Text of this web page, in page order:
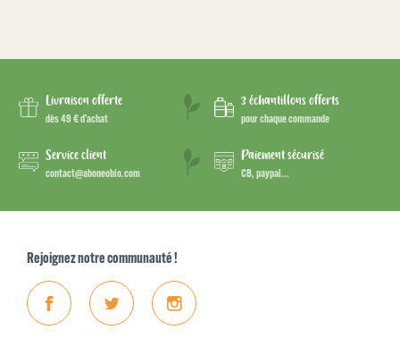
Livraison offerte
dès 49 € d’achat
3 échantillons offerts
pour chaque commande
Service client
contact@aboneobio.com
Paiement sécurisé
CB, paypal...
Rejoignez notre communauté !
FacebookTwitter Instagram